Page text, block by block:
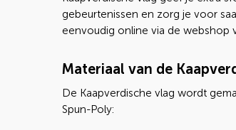
gebeurtenissen en zorg je voor
eenvoudig online via de webshop
Materiaal van de
De Kaapverdische vlag wordt
Spun-Poly: